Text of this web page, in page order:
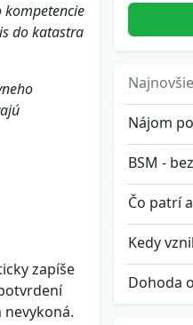
kompetencie
do katastra
zapíše
Čo patrí
Kedy
Dohoda